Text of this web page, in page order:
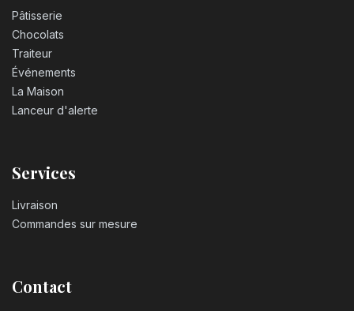
Pâtisserie
Chocolats
Traiteur
Événements
La Maison
Lanceur d'alerte
Services
Livraison
Commandes sur mesure
Contact